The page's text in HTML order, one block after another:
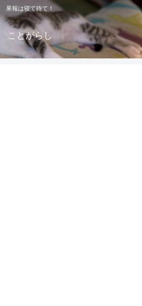
果報は寝て待て！
ことがらし